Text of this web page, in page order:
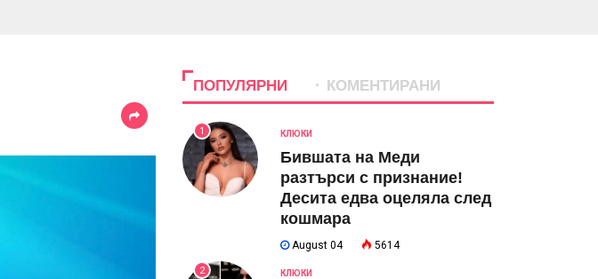
ПОПУЛЯРНИ КОМЕНТИРАНИ
1 КЛЮКИ
Бившата на Меди
разтърси с признание!
Десита едва оцеляла след
кошмара
August 04 5614
2 КЛЮКИ